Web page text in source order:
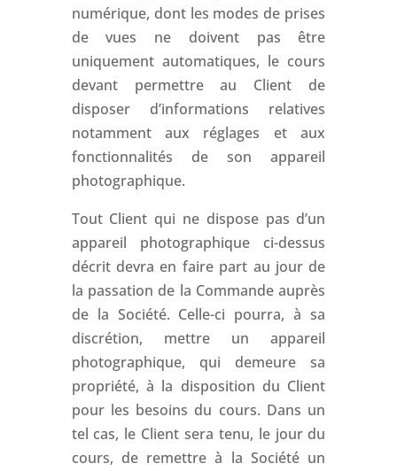
numérique, dont les modes de prises
de vues ne doivent pas être
uniquement automatiques, le cours
devant permettre au Client de
disposer d’informations relatives
notamment aux réglages et aux
fonctionnalités de son appareil
photographique.
Tout Client qui ne dispose pas d’un
appareil photographique ci-dessus
décrit devra en faire part au jour de
la passation de la Commande auprès
de la Société. Celle-ci pourra, à sa
discrétion, mettre un appareil
photographique, qui demeure sa
propriété, à la disposition du Client
pour les besoins du cours. Dans un
tel cas, le Client sera tenu, le jour du
cours, de remettre à la Société un